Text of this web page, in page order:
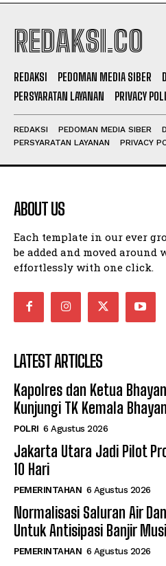
REDAKSI.CO
REDAKSI PEDOMAN MEDIA SIBER
PERSYARATAN LAYANAN
PRIVACY
REDAKSI PEDOMAN MEDIA SIBER
PERSYARATAN LAYANAN
PRIVACY
ABOUT US
Each template in our ever
be added and moved
effortlessly with one click.
LATEST ARTICLES
Kapolres dan Ketua
Kunjungi TK Kemala
POLRI 6 Agustus 2026
Jakarta Utara Jadi Pilot
10 Hari
PEMERINTAHAN 6 Agustus 2026
Normalisasi Saluran Air
Untuk Antisipasi Banjir
PEMERINTAHAN 6 Agustus 2026